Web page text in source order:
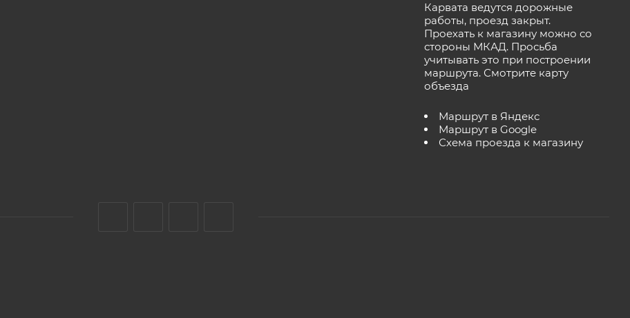
Карвата ведутся дорожные
работы, проезд закрыт.
Проехать к магазину можно со
стороны МКАД. Просьба
учитывать это при построении
маршрута. Смотрите карту
объезда
Маршрут в Яндекс
Маршрут в Google
Схема проезда к магазину